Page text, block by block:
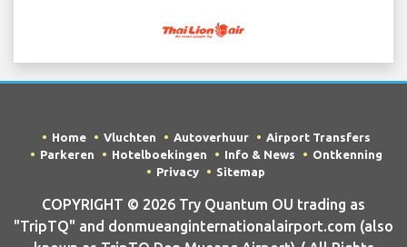
Home Vluchten Autoverhuur
Airport Transfers
Parkeren
Hotelboekingen Info & News
Ontkenning
Privacy
Sitemap
COPYRIGHT © 2026 Try Quantum OU trading as
"TripTQ" and donmueanginternationalairport.com (also